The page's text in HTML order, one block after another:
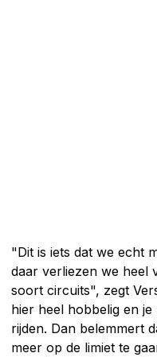
"Dit is iets dat we echt
daar verliezen we heel
soort circuits", zegt
hier heel hobbelig en
rijden. Dan belemmert
meer op de limiet te